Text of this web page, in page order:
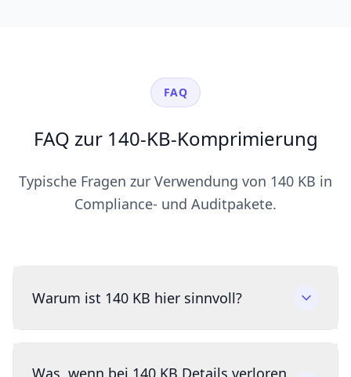
FAQ
FAQ zur 140-KB-Komprimierung
Typische Fragen zur Verwendung von 140 KB in
Compliance- und Auditpakete.
Warum ist 140 KB hier sinnvoll?